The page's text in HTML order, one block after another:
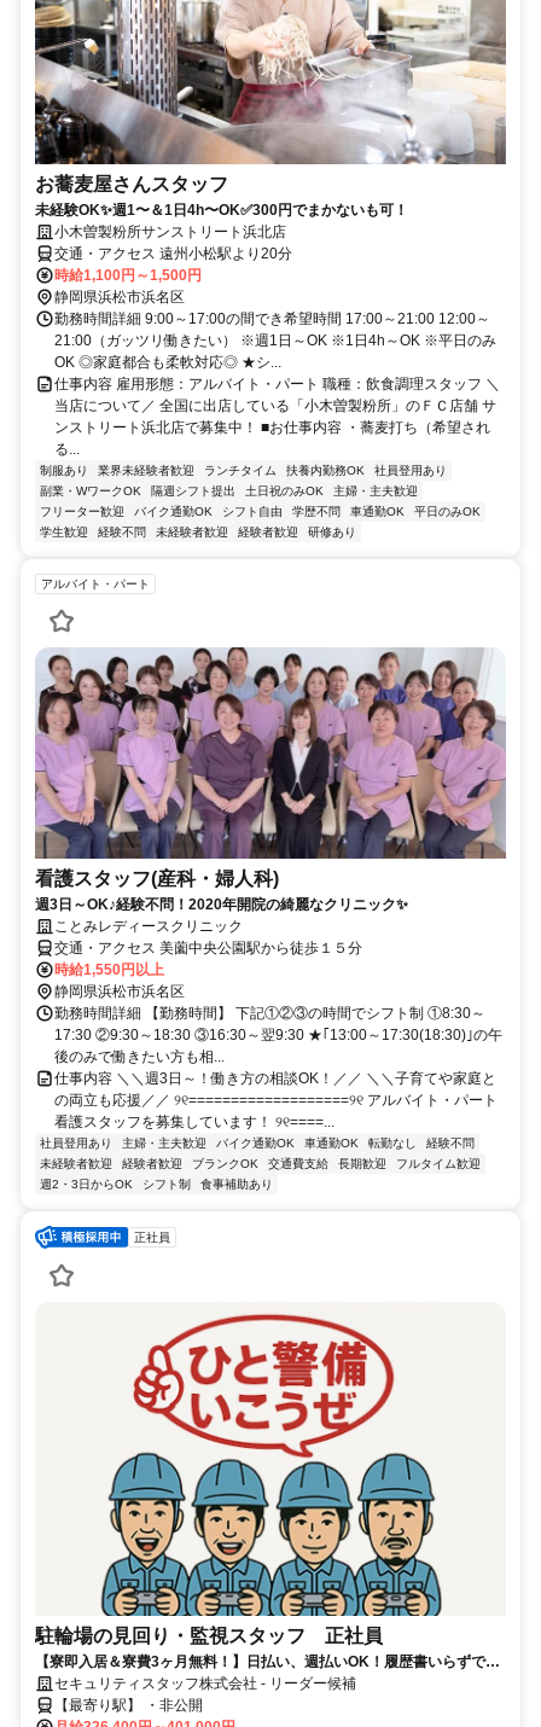
お蕎麦屋さんスタッフ
未経験OK✨週1〜＆1日4h〜OK✅300円でまかないも可！
小木曽製粉所サンストリート浜北店
交通・アクセス 遠州小松駅より20分
時給1,100円～1,500円
静岡県浜松市浜名区
勤務時間詳細 9:00～17:00の間でき希望時間 17:00～21:00 12:00～
21:00（ガッツリ働きたい） ※週1日～OK ※1日4h～OK ※平日のみ
OK ◎家庭都合も柔軟対応◎ ★シ...
仕事内容 雇用形態：アルバイト・パート 職種：飲食調理スタッフ ＼
当店について／ 全国に出店している「小木曽製粉所」のＦＣ店舗 サ
ンストリート浜北店で募集中！ ■お仕事内容 ・蕎麦打ち（希望され
る...
制服あり 業界未経験者歓迎 ランチタイム 扶養内勤務OK
社員登用あり
副業・WワークOK
隔週シフト提出 土日祝のみOK
主婦・主夫歓迎
フリーター歓迎
バイク通勤OK シフト自由 学歴不問 車通勤OK
平日のみOK
学生歓迎
経験不問 未経験者歓迎 経験者歓迎 研修あり
アルバイト・パート
看護スタッフ(産科・婦人科)
週3日～OK♪経験不問！2020年開院の綺麗なクリニック✨
ことみレディースクリニック
交通・アクセス 美薗中央公園駅から徒歩１５分
時給1,550円以上
静岡県浜松市浜名区
勤務時間詳細 【勤務時間】 下記①②③の時間でシフト制 ①8:30～
17:30 ②9:30～18:30 ③16:30～翌9:30 ★｢13:00～17:30(18:30)｣の午
後のみで働きたい方も相...
仕事内容 ＼＼週3日～！働き方の相談OK！／／ ＼＼子育てや家庭と
の両立も応援／／ ୨୧===================୨୧ アルバイト・パート
看護スタッフを募集しています！ ୨୧====...
社員登用あり 主婦・主夫歓迎 バイク通勤OK 車通勤OK 転勤なし
経験不問
未経験者歓迎
経験者歓迎 ブランクOK 交通費支給 長期歓迎
フルタイム歓迎
週2・3日からOK
シフト制 食事補助あり
正社員
駐輪場の見回り・監視スタッフ 正社員
【寮即入居＆寮費3ヶ月無料！】日払い、週払いOK！履歴書いらずで採
用率99％で安定生活スタート！
セキュリティスタッフ株式会社 - リーダー候補
【最寄り駅】 ・非公開